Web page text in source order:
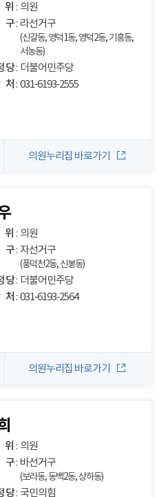
위
: 의원
구: 라선거구
(신갈동, 영덕1동, 영덕2동, 기흥동,
서농동)
당: 더불어민주당
처 : 031-6193-2555
의원누리집 바로가기
위
: 의원
구: 자선거구
(풍덕천2동, 신봉동)
당: 더불어민주당
처 : 031-6193-2564
의원누리집 바로가기
위
: 의원
구: 바선거구
(보라동, 동백2동, 상하동)
당: 국민의힘